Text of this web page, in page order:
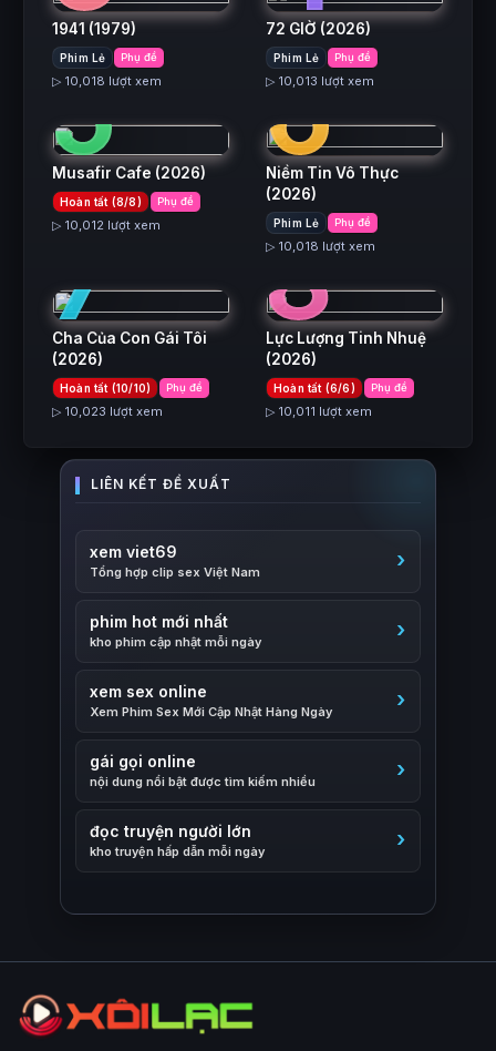
1941 (1979)
Phim Lẻ Phụ đề
▷ 10,018 lượt xem
72 GIỜ (2026)
Phim Lẻ Phụ đề
▷ 10,013 lượt xem
5
Musafir Cafe (2026)
Hoàn tất (8/8) Phụ đề
▷ 10,012 lượt xem
6
Niềm Tin Vô Thực
(2026)
Phim Lẻ Phụ đề
▷ 10,018 lượt xem
7
Cha Của Con Gái Tôi
(2026)
Hoàn tất (10/10) Phụ đề
▷ 10,023 lượt xem
8
Lực Lượng Tinh Nhuệ
(2026)
Hoàn tất (6/6) Phụ đề
▷ 10,011 lượt xem
xem viet69
Tổng hợp clip sex Việt Nam
phim hot mới nhất
kho phim cập nhật mỗi ngày
xem sex online
Xem Phim Sex Mới Cập Nhật Hàng Ngày
gái gọi online
nội dung nổi bật được tìm kiếm nhiều
đọc truyện người lớn
kho truyện hấp dẫn mỗi ngày